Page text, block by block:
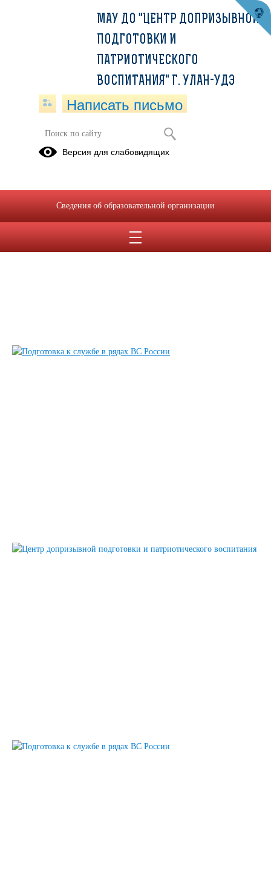
МАУ ДО "ЦЕНТР ДОПРИЗЫВНОЙ
ПОДГОТОВКИ И
ПАТРИОТИЧЕСКОГО
ВОСПИТАНИЯ" Г. УЛАН-УДЭ
Написать письмо
Версия для слабовидящих
Сведения об образовательной организации